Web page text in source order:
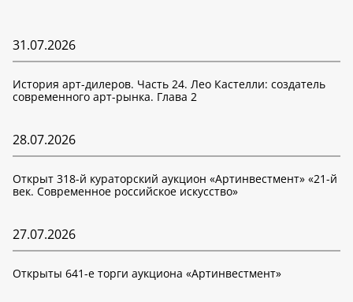
31.07.2026
История арт-дилеров. Часть 24. Лео Кастелли: создатель
современного арт-рынка. Глава 2
28.07.2026
Открыт 318-й кураторский аукцион «Артинвестмент» «21-й
век. Современное российское искусство»
27.07.2026
Открыты 641-е торги аукциона «Артинвестмент»